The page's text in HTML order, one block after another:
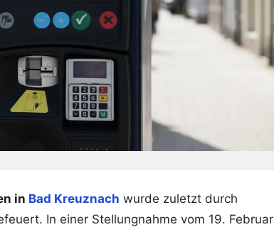
in Bad Kreuznach wurde zuletzt durch
In einer Stellungnahme vom 19. Februar